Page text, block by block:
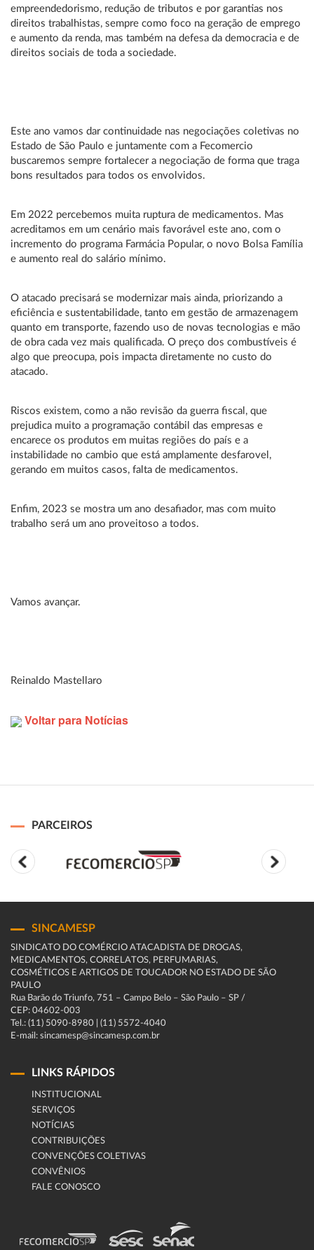
empreendedorismo, redução de tributos e por garantias nos
direitos trabalhistas, sempre como foco na geração de emprego
e aumento da renda, mas também na defesa da democracia e de
direitos sociais de toda a sociedade.
Este ano vamos dar continuidade nas negociações coletivas no
Estado de São Paulo e juntamente com a Fecomercio
buscaremos sempre fortalecer a negociação de forma que traga
bons resultados para todos os envolvidos.
Em 2022 percebemos muita ruptura de medicamentos. Mas
acreditamos em um cenário mais favorável este ano, com o
incremento do programa Farmácia Popular, o novo Bolsa Família
e aumento real do salário mínimo.
O atacado precisará se modernizar mais ainda, priorizando a
eficiência e sustentabilidade, tanto em gestão de armazenagem
quanto em transporte, fazendo uso de novas tecnologias e mão
de obra cada vez mais qualificada. O preço dos combustíveis é
algo que preocupa, pois impacta diretamente no custo do
atacado.
Riscos existem, como a não revisão da guerra fiscal, que
prejudica muito a programação contábil das empresas e
encarece os produtos em muitas regiões do país e a
instabilidade no cambio que está amplamente desfarovel,
gerando em muitos casos, falta de medicamentos.
Enfim, 2023 se mostra um ano desafiador, mas com muito
trabalho será um ano proveitoso a todos.
Vamos avançar.
Reinaldo Mastellaro
Voltar para Notícias
PARCEIROS
SINCAMESP
SINDICATO DO COMÉRCIO ATACADISTA DE DROGAS,
MEDICAMENTOS, CORRELATOS, PERFUMARIAS,
COSMÉTICOS E ARTIGOS DE TOUCADOR NO ESTADO DE SÃO
PAULO
Rua Barão do Triunfo, 751 – Campo Belo – São Paulo – SP /
CEP: 04602-003
Tel.: (11) 5090-8980 | (11) 5572-4040
E-mail: sincamesp@sincamesp.com.br
LINKS RÁPIDOS
INSTITUCIONAL
SERVIÇOS
NOTÍCIAS
CONTRIBUIÇÕES
CONVENÇÕES COLETIVAS
CONVÊNIOS
FALE CONOSCO